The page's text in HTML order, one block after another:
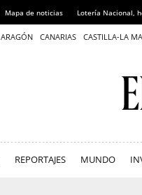
Mapa de noticias Lotería Nacional,
ARAGÓN CANARIAS CASTILLA-LA
REPORTAJES MUNDO